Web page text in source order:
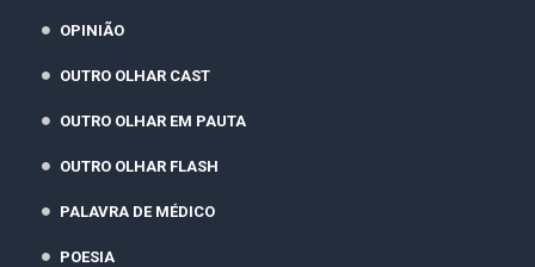
OPINIÃO
OUTRO OLHAR CAST
OUTRO OLHAR EM PAUTA
OUTRO OLHAR FLASH
PALAVRA DE MÉDICO
POESIA